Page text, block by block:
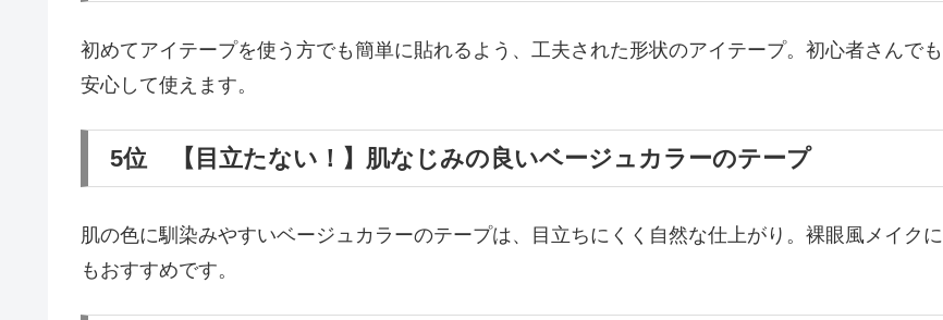
初めてアイテープを使う方でも簡単に貼れるよう、工夫された形状のアイテープ。初心者さんでも
安心して使えます。
5位 【目立たない！】肌なじみの良いベージュカラーのテープ
肌の色に馴染みやすいベージュカラーのテープは、目立ちにくく自然な仕上がり。裸眼風メイクに
もおすすめです。